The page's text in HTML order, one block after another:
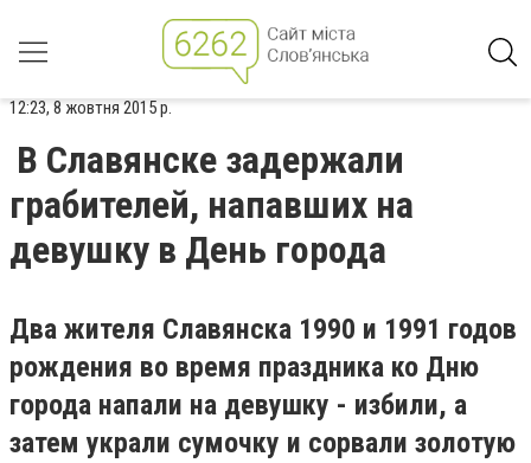
12:23, 8 жовтня 2015 р.
В Славянске задержали
грабителей, напавших на
девушку в День города
Два жителя Славянска 1990 и 1991 годов
рождения во время праздника ко Дню
города напали на девушку - избили, а
затем украли сумочку и сорвали золотую